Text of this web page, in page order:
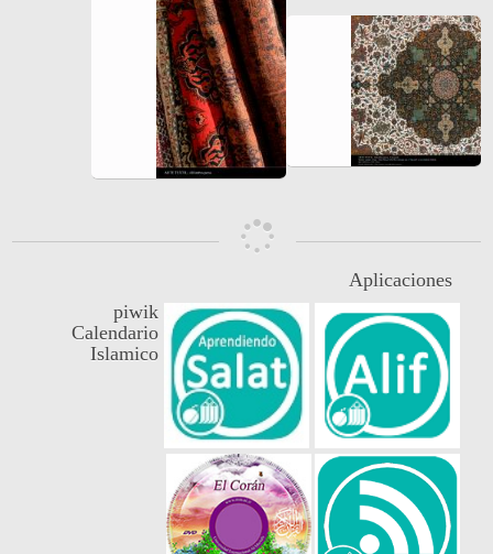
Aplicaciones
piwik
Calendario
Islamico